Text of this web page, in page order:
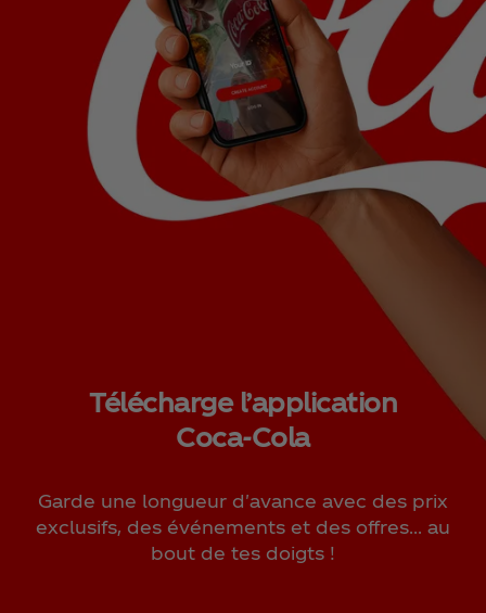
Télécharge l’application
Coca‑Cola
Garde une longueur d'avance avec des prix
exclusifs, des événements et des offres… au
bout de tes doigts !